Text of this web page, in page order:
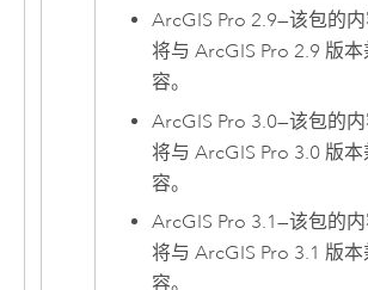
ArcGIS Pro 2.9—该包的
将与ArcGIS Pro 2.9 版本
容。
ArcGIS Pro 3.0—该包的
将与ArcGIS Pro 3.0 版本
容。
ArcGIS Pro 3.1—该包的
将与ArcGIS Pro 3.1 版本
容。